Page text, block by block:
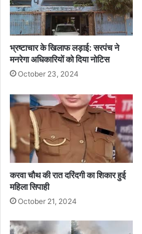
2
कथित
पत्रकार,
2
आरोपी
फरार
भ्रष्टाचार के खिलाफ लड़ाई: सरपंच ने
मनरेगा अधिकारियों को दिया नोटिस
October 23, 2024
करवा चौथ की रात दरिंदगी का शिकार हुई
महिला सिपाही
October 21, 2024